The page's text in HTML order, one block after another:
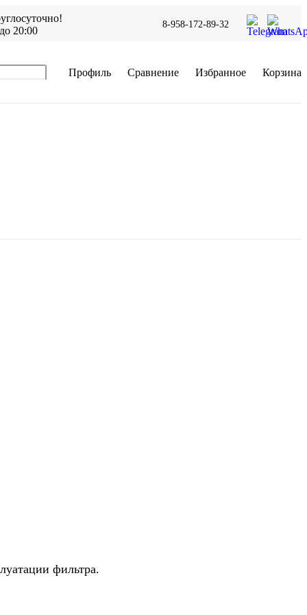
20:00
8-958-172-89-32
Профиль Сравнение Избранное Корзина
фильтра.